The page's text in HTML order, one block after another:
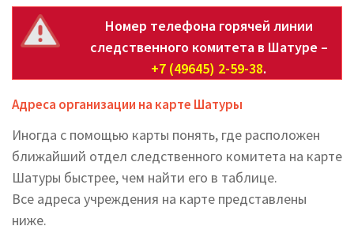
Номер телефона горячей линии
следственного комитета в Шатуре –
+7 (49645) 2-59-38.
Адреса организации на карте Шатуры
Иногда с помощью карты понять, где расположен
ближайший отдел следственного комитета на карте
Шатуры быстрее, чем найти его в таблице.
Все адреса учреждения на карте представлены
ниже.